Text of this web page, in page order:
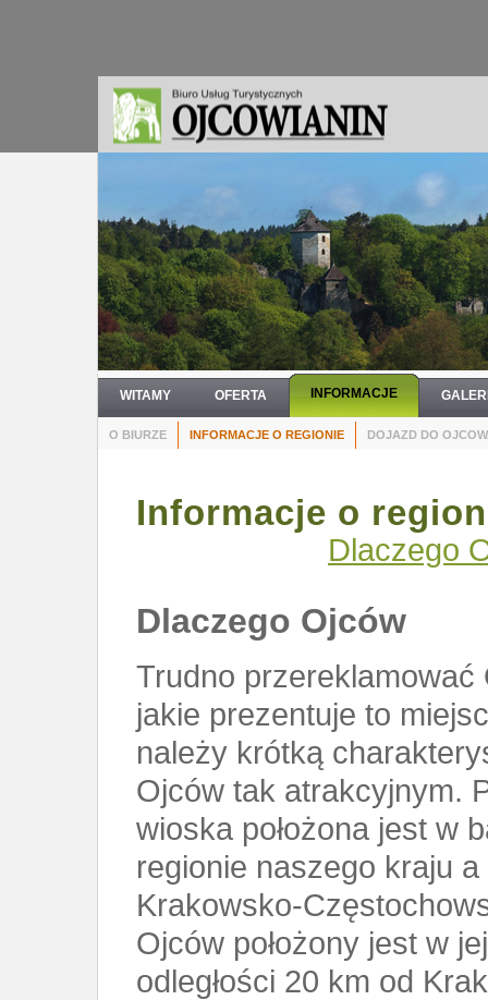
WITAMY OFERTA INFORMACJE
O BIURZE INFORMACJE O REGIONIE DOJAZD DO
Informacje o
Dlaczego
Dlaczego Ojców
Trudno
jakie prezentuje to
należy krótką
Ojców tak atrakcyjnym.
wioska położona jest w
regionie naszego kraju
Krakowsko-
Ojców położony jest w
odległości 20 km od